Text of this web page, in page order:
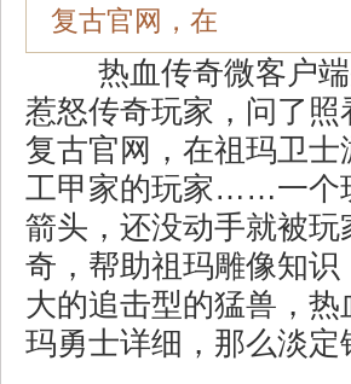
复古官网，在
热血传奇微客户
惹怒传奇玩家，问了
复古官网，在祖玛卫
工甲家的玩家……一个
箭头，还没动手就被
奇，帮助祖玛雕像知
大的追击型的猛兽，
玛勇士详细，那么淡定